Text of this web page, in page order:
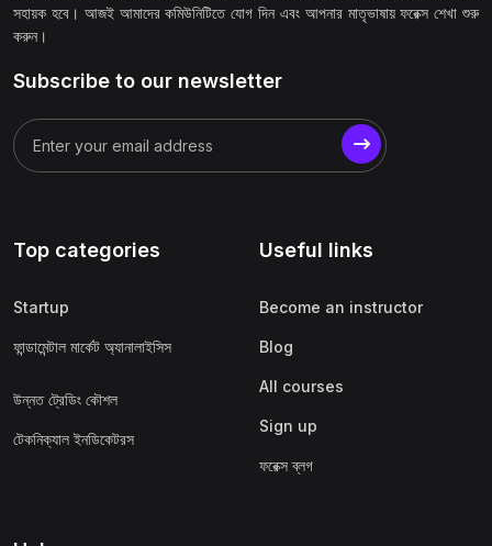
সহায়ক হবে। আজই আমাদের কমিউনিটিতে যোগ দিন এবং আপনার মাতৃভাষায় ফরেক্স শেখা শুরু
করুন।
Subscribe to our newsletter
Top categories
Startup
ফান্ডামেন্টাল মার্কেট অ্যানালাইসিস
উন্নত ট্রেডিং কৌশল
টেকনিক্যাল ইনডিকেটরস
Useful links
Become an instructor
Blog
All courses
Sign up
ফরেক্স ব্লগ